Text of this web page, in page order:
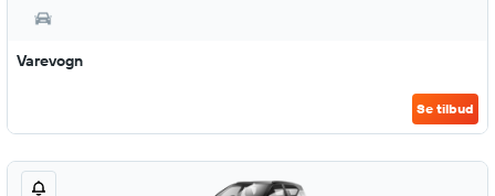
Varevogn
Se tilbud